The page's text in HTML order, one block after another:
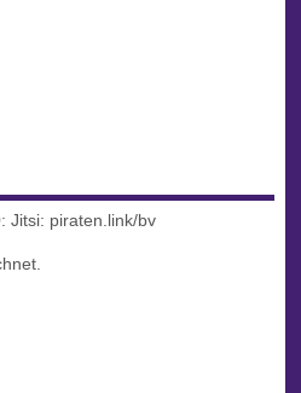
Jitsi: piraten.link/bv